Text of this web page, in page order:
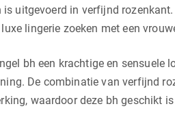
uitgevoerd in verfijnd
lingerie zoeken met een
bh een krachtige en
De combinatie van verfijnd
waardoor deze bh geschikt